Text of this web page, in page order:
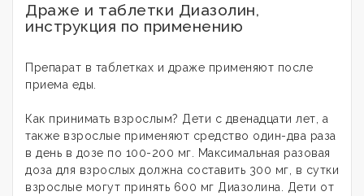
Драже и таблетки Диазолин,
инструкция по применению
Препарат в таблетках и драже применяют после
приема еды.
Как принимать взрослым? Дети с двенадцати лет, а
также взрослые применяют средство один-два раза
в день в дозе по 100-200 мг. Максимальная разовая
доза для взрослых должна составить 300 мг, в сутки
взрослые могут принять 600 мг Диазолина. Дети от